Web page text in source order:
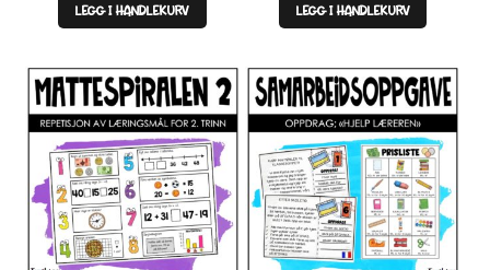
LEGG I HANDLEKURV LEGG I HANDLEKURV